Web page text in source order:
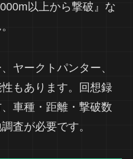
以上から撃破』な
ヤークトパンター、
もあります。回想録
車種・距離・撃破数
査が必要です。